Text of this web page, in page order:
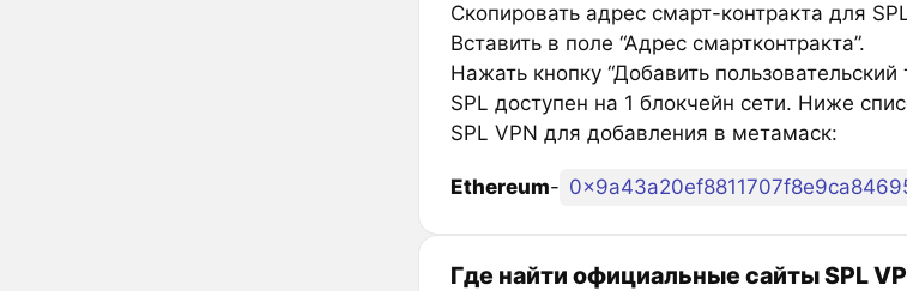
Скопировать адрес смарт-контракта для
Вставить в поле “Адрес смартконтракта”.
Нажать кнопку “Добавить пользовательский
SPL доступен на 1 блокчейн сети. Ниже
SPL VPN для добавления в метамаск:
Ethereum-
Где найти официальные сайты SPL